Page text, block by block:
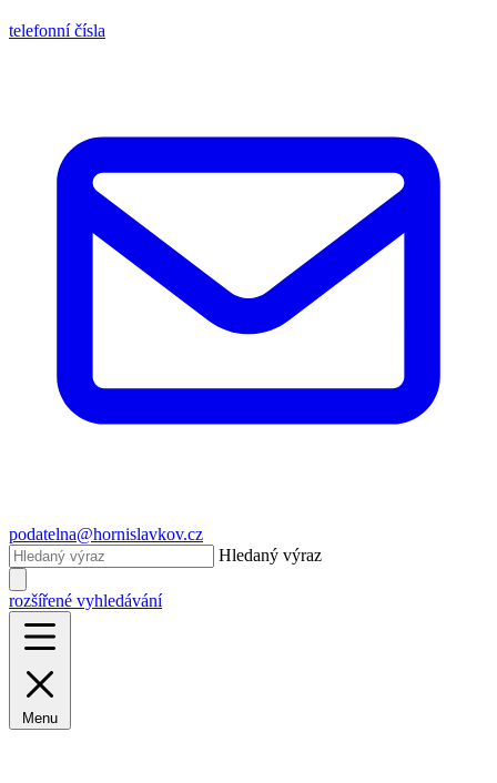
telefonní čísla
podatelna@hornislavkov.cz
Hledaný výraz
rozšířené vyhledávání
Menu